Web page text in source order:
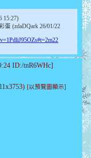
15:27)
(zdaDQark 26/01/22
ID:/tnR6WHc]
[以預覽圖顯示]